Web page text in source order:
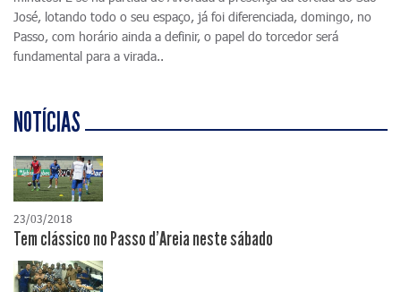
José, lotando todo o seu espaço, já foi diferenciada, domingo, no
Passo, com horário ainda a definir, o papel do torcedor será
fundamental para a virada..
NOTÍCIAS
23/03/2018
Tem clássico no Passo d'Areia neste sábado